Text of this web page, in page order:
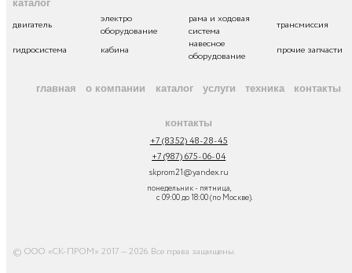
каталог
двигатель
электро
оборудование
рама и ходовая
система
трансмиссия
гидросистема
кабина
навесное
оборудование
прочие запчасти
главная о компании каталог услуги техника контакты
контакты
+7 (8352) 48-28-45
+7 (987) 675-06-04
skprom21@yandex.ru
понедельник - пятница,
с 09:00 до 18:00 (по Москве).
© ООО «СК-ПРОМ» 2017 — 2026. Все права защищены